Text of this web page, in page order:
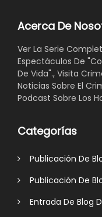
Acerca De
Ver La Serie
Espectáculos De
De Vida"., Visita
Noticias Sobre El
Podcast Sobre Los
Categorías
Publicación De
Publicación De
Entrada De Blog